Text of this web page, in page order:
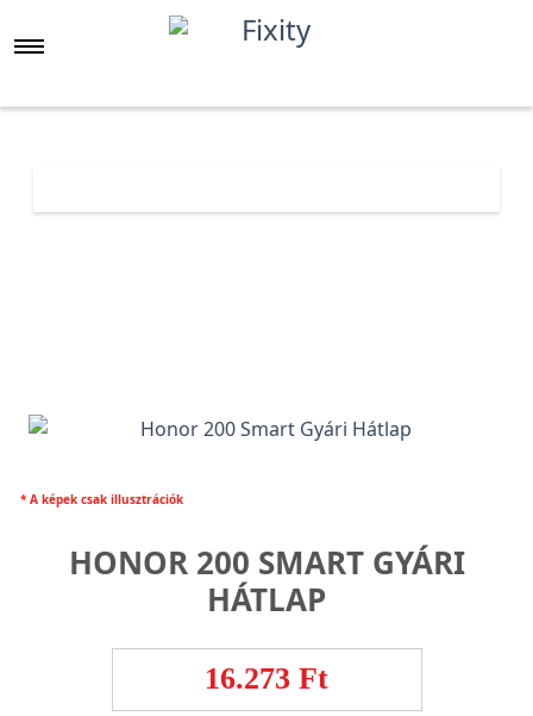
* A képek csak illusztrációk
HONOR 200 SMART GYÁRI
HÁTLAP
16.273 Ft